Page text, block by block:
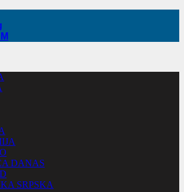
DANAS
SRPSKA